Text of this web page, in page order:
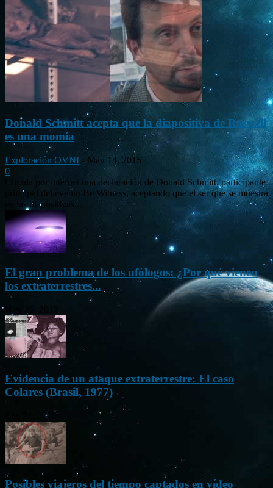
Donald Schmitt acepta que la diapositiva de Roswell
es una momia
Exploración OVNI - May 14, 2015
0
Circula por internet una declaración de Donald Schmitt, participante
principal del evento Be Witness, aceptando que el ser que se muestra
en las diapositivas...
El gran problema de los ufólogos: ¿Por qué vienen
los extraterrestres...
Evidencia de un ataque extraterrestre: El caso
Colares (Brasil, 1977)
Ene 21, 2012
Posibles viajeros del tiempo captados en vídeo